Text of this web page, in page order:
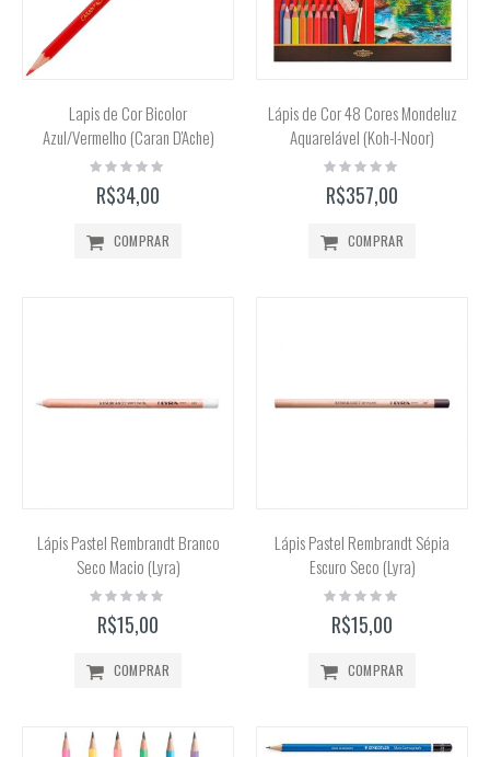
Lapis de Cor Bicolor
Azul/Vermelho (Caran D'Ache)
Rating:
R$34,00
COMPRAR
Lápis de Cor 48 Cores Mondeluz
Aquarelável (Koh-I-Noor)
Rating:
R$357,00
COMPRAR
Lápis Pastel Rembrandt Branco
Seco Macio (Lyra)
Rating:
R$15,00
COMPRAR
Lápis Pastel Rembrandt Sépia
Escuro Seco (Lyra)
Rating:
R$15,00
COMPRAR